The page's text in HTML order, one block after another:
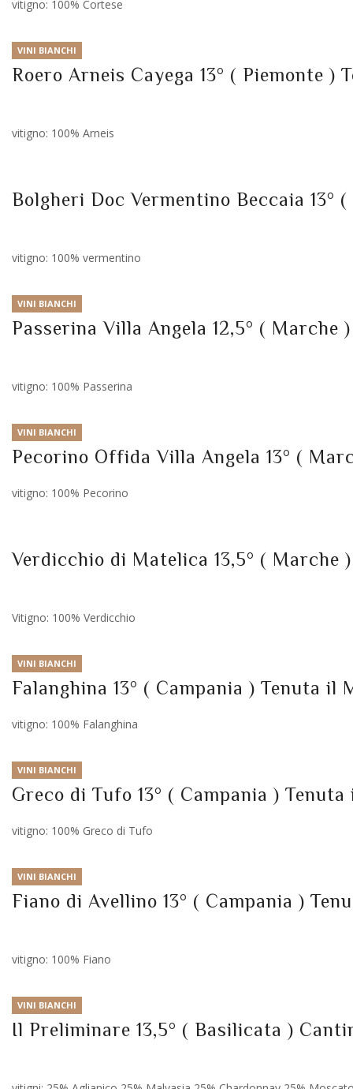
vitigno: 100% Cortese
VINI BIANCHI
Roero Arneis Cayega 13° ( Piemonte )
vitigno: 100% Arneis
Bolgheri Doc Vermentino Beccaia 13°
vitigno: 100% vermentino
VINI BIANCHI
Passerina Villa Angela 12,5° ( Marche
vitigno: 100% Passerina
VINI BIANCHI
Pecorino Offida Villa Angela 13° (
vitigno: 100% Pecorino
Verdicchio di Matelica 13,5° ( Marche
Vitigno: 100% Verdicchio
VINI BIANCHI
Falanghina 13° ( Campania ) Tenuta il
vitigno: 100% Falanghina
VINI BIANCHI
Greco di Tufo 13° ( Campania )
vitigno: 100% Greco di Tufo
VINI BIANCHI
Fiano di Avellino 13° ( Campania )
vitigno: 100% Fiano
VINI BIANCHI
Il Preliminare 13,5° ( Basilicata )